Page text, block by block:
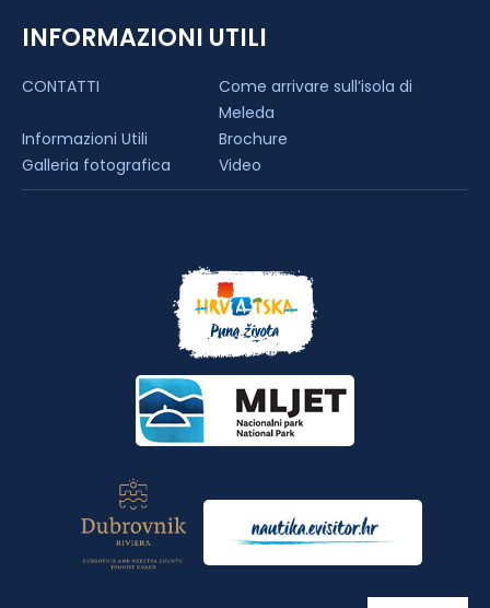
INFORMAZIONI UTILI
CONTATTI
Come arrivare sull’isola di
Meleda
Informazioni Utili
Brochure
Galleria fotografica
Video